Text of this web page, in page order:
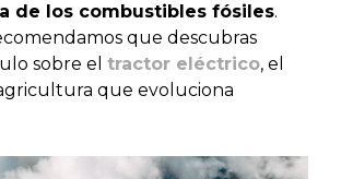
de los combustibles fósiles.
que descubras
sobre el tractor eléctrico, el
que evoluciona